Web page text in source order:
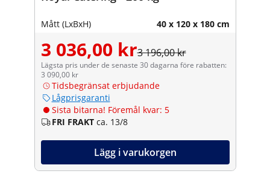
Mått (LxBxH) 40 x 120 x 180 cm
3 036,00 kr3 196,00 kr
Lägsta pris under de senaste 30 dagarna före rabatten:
3 090,00 kr
Tidsbegränsat erbjudande
Lågprisgaranti
Sista bitarna! Föremål kvar: 5
FRI FRAKT ca. 13/8
Lägg i varukorgen